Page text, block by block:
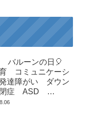
バルーンの日🎈
コミュニケーシ
達障がい ダウン
症 ASD
児童発達支援 放